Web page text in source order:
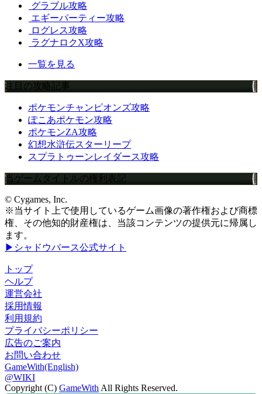
グラブル攻略
エギーパーティー攻略
ログレス攻略
ラグナロクX攻略
一覧を見る
注目の攻略記事
ポケモンチャンピオンズ攻略
ぽこあポケモン攻略
ポケモンZA攻略
幻想水滸伝スターリープ
スプラトゥーンレイダース攻略
当ゲームタイトルの権利表記
© Cygames, Inc.
※当サイト上で使用しているゲーム画像の著作権および商標
権、その他知的財産権は、当該コンテンツの提供元に帰属し
ます。
▶シャドウバース公式サイト
トップ
ヘルプ
運営会社
採用情報
利用規約
プライバシーポリシー
広告のご案内
お問い合わせ
GameWith(English)
@WIKI
Copyright (C) GameWith All Rights Reserved.